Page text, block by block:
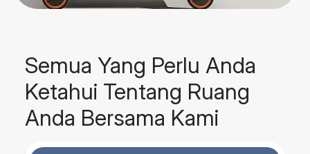
Semua Yang Perlu Anda
Ketahui Tentang Ruang
Anda Bersama Kami